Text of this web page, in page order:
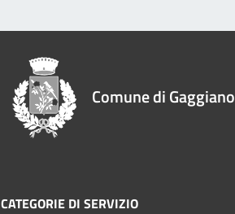
Comune di Gaggiano
CATEGORIE DI SERVIZIO